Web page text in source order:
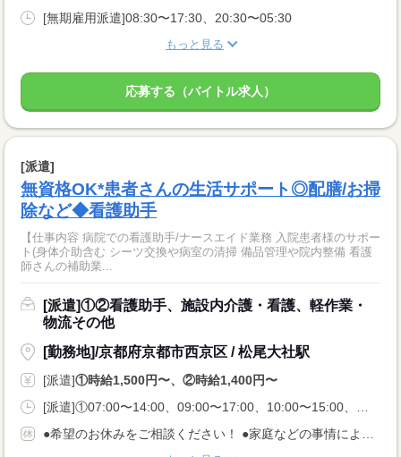
[無期雇用派遣]08:30〜17:30、20:30〜05:30
もっと見る
応募する（バイトル求人）
[派遣]
無資格OK*患者さんの生活サポート◎配膳/お掃
除など◆看護助手
【仕事内容 病院での看護助手/ナースエイド業務 入院患者様のサポー
ト(身体介助含む シーツ交換や病室の清掃 備品管理や院内整備 看護
師さんの補助業...
[派遣]①②看護助手、施設内介護・看護、軽作業・
物流その他
[勤務地]/京都府京都市西京区 / 松尾大社駅
[派遣]①時給1,500円〜、②時給1,400円〜